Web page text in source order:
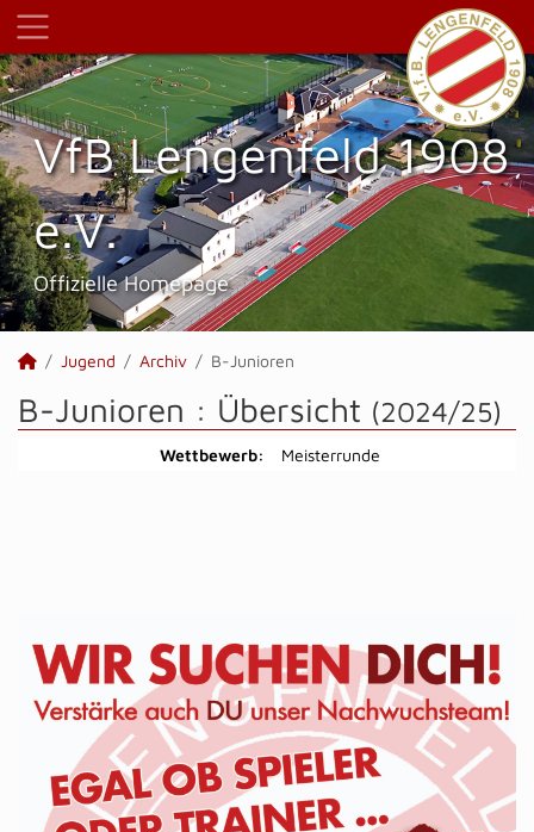
VfB Lengenfeld 1908
e.V.
Offizielle Homepage
Jugend Archiv B-Junioren
B-Junioren : Übersicht (2024/25)
Wettbewerb: Meisterrunde